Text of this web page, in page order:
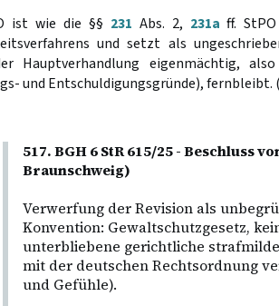
ist wie die §§ 231 Abs. 2, 231a ff.
und setzt als
Hauptverhandlung eigenmächtig,
und Entschuldigungsgründe), fernbleibt.
517. BGH 6 StR 615/25 - Beschluss
Braunschweig)
Verwerfung der Revision als
Konvention: Gewaltschutzgesetz,
unterbliebene gerichtliche
mit der deutschen Rechtsordnung
und Gefühle).